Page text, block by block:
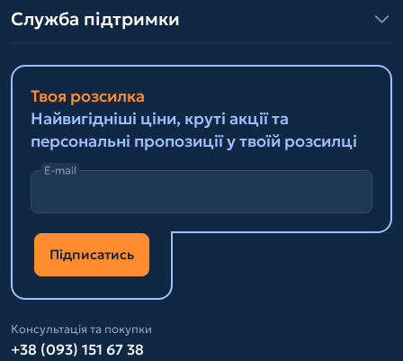
Служба підтримки
Твоя розсилка
Найвигідніші ціни, круті акції та
персональні пропозиції у твоїй розсилці
E-mail
Підписатись
Консультація та покупки
+38 (093) 151 67 38